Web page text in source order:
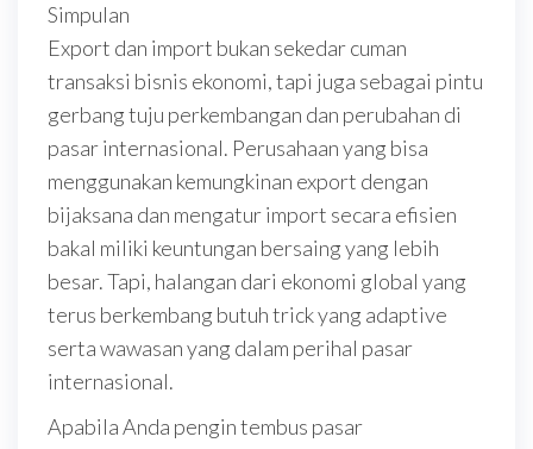
Simpulan
Export dan import bukan sekedar cuman
transaksi bisnis ekonomi, tapi juga sebagai pintu
gerbang tuju perkembangan dan perubahan di
pasar internasional. Perusahaan yang bisa
menggunakan kemungkinan export dengan
bijaksana dan mengatur import secara efisien
bakal miliki keuntungan bersaing yang lebih
besar. Tapi, halangan dari ekonomi global yang
terus berkembang butuh trick yang adaptive
serta wawasan yang dalam perihal pasar
internasional.
Apabila Anda pengin tembus pasar